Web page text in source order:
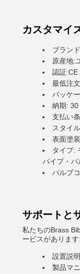
カスタマイ
ブラン
原産地:
認証:CE
最低注
パッケ
納期: 30
支払い
スタイ
表面塗
タイプ:
パイプ・バ
バルブ
サポートと
私たちのBrass
ービスがあります:
設置説
製品マ